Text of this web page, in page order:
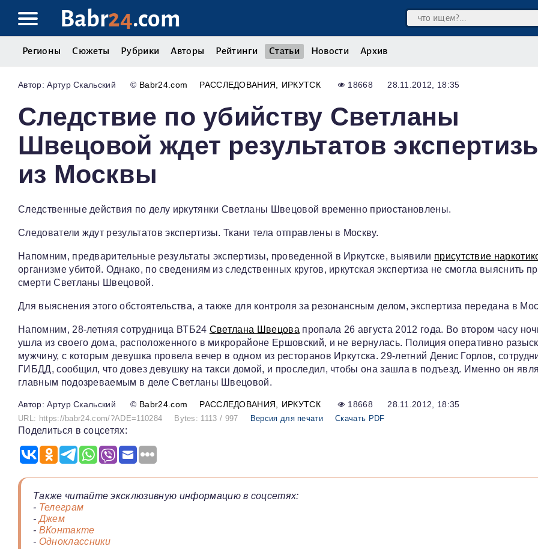
Babr24.com
Регионы Сюжеты Рубрики Авторы Рейтинги Статьи Новости Архив
Артур Скальский © Babr24.com РАССЛЕДОВАНИЯ ИРКУТСК 18668 28.11.2012, 18:35
Следствие по убийству Светланы
Швецовой ждет результатов
из Москвы
Следственные действия по делу иркутянки Светланы Швецовой временно приостановлены.
Следователи ждут результатов экспертизы. Ткани тела отправлены в Москву.
Напомним, предварительные результаты экспертизы, проведенной в Иркутске, выявили присутствие
организме убитой. Однако, по сведениям из следственных кругов, иркутская экспертиза не смогла выяснить
смерти Светланы Швецовой.
Для выяснения этого обстоятельства, а также для контроля за резонансным делом, экспертиза передана в
Напомним, 28-летняя сотрудница ВТБ24 Светлана Швецова пропала 26 августа 2012 года. Во втором часу
ушла из своего дома, расположенного в микрорайоне Ершовский, и не вернулась. Полиция оперативно
мужчину, с которым девушка провела вечер в одном из ресторанов Иркутска. 29-летний Денис Горлов,
ГИБДД, сообщил, что довез девушку на такси домой, и проследил, чтобы она зашла в подъезд. Именно он
главным подозреваемым в деле Светланы Швецовой.
Артур Скальский © Babr24.com РАССЛЕДОВАНИЯ ИРКУТСК 18668 28.11.2012, 18:35
URL: https://babr24.com/?ADE=110284 Bytes: 1113 / 997 Версия для печати Скачать PDF
Поделиться в соцсетях:
Также читайте эксклюзивную информацию в соцсетях:
- Телеграм
-Джем
- ВКонтакте
- Одноклассники